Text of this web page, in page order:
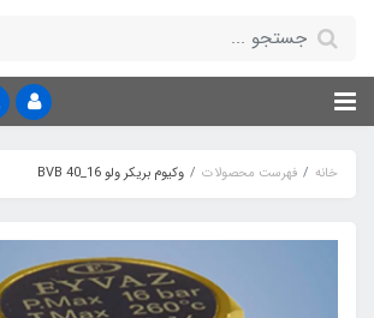
خانه فهرست محصولات وکیوم بریکر ولو BVB 40_16